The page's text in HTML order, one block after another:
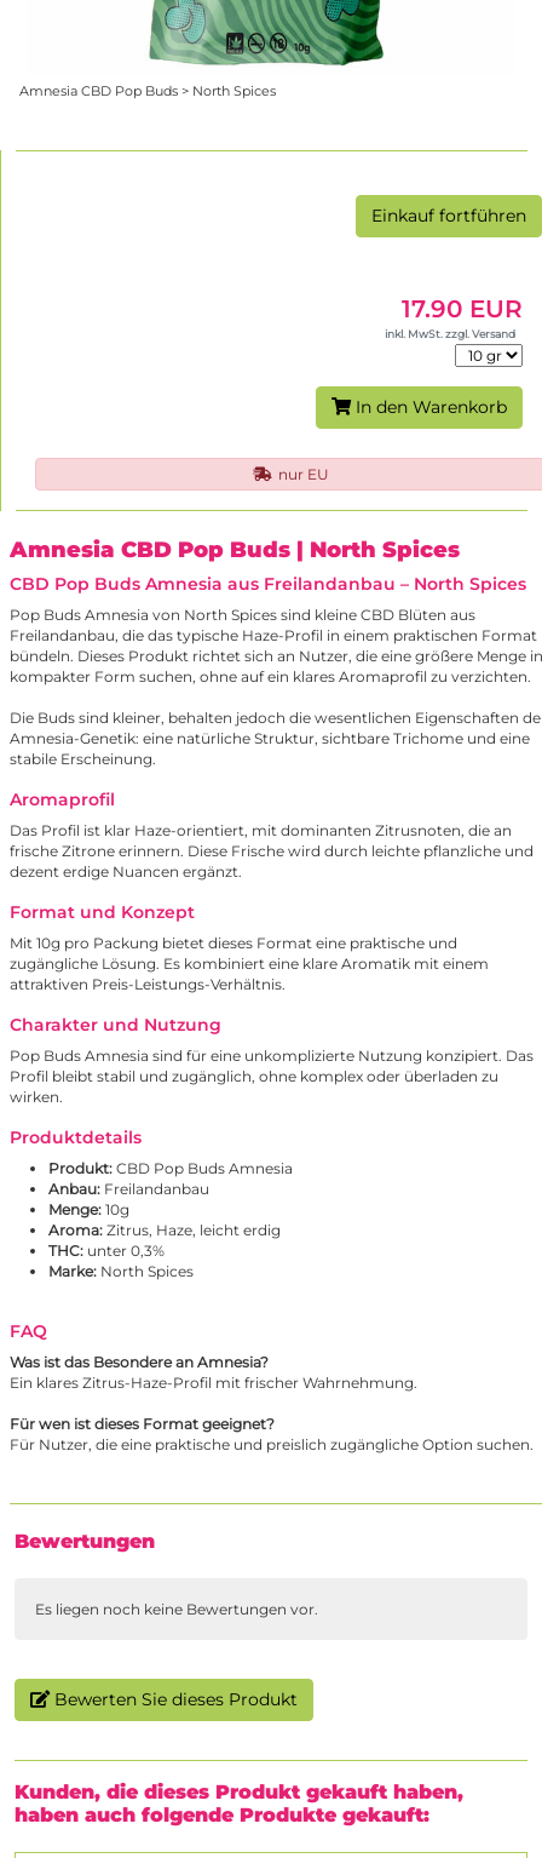
Amnesia CBD Pop Buds > North Spices
Einkauf fortführen
17.90 EUR
inkl. MwSt. zzgl. Versand
In den Warenkorb
nur EU
Amnesia CBD Pop Buds | North Spices
CBD Pop Buds Amnesia aus Freilandanbau – North Spices
Pop Buds Amnesia von North Spices sind kleine CBD Blüten aus
Freilandanbau, die das typische Haze-Profil in einem praktischen Format
bündeln. Dieses Produkt richtet sich an Nutzer, die eine größere Menge in
kompakter Form suchen, ohne auf ein klares Aromaprofil zu verzichten.
Die Buds sind kleiner, behalten jedoch die wesentlichen Eigenschaften
Amnesia-Genetik: eine natürliche Struktur, sichtbare Trichome und eine
stabile Erscheinung.
Aromaprofil
Das Profil ist klar Haze-orientiert, mit dominanten Zitrusnoten, die an
frische Zitrone erinnern. Diese Frische wird durch leichte pflanzliche und
dezent erdige Nuancen ergänzt.
Format und Konzept
Mit 10g pro Packung bietet dieses Format eine praktische und
zugängliche Lösung. Es kombiniert eine klare Aromatik mit einem
attraktiven Preis-Leistungs-Verhältnis.
Charakter und Nutzung
Pop Buds Amnesia sind für eine unkomplizierte Nutzung konzipiert. Das
Profil bleibt stabil und zugänglich, ohne komplex oder überladen zu
wirken.
Produktdetails
Produkt: CBD Pop Buds Amnesia
Anbau: Freilandanbau
Menge: 10g
Aroma: Zitrus, Haze, leicht erdig
THC: unter 0,3%
Marke: North Spices
FAQ
Was ist das Besondere an Amnesia?
Ein klares Zitrus-Haze-Profil mit frischer Wahrnehmung.
Für wen ist dieses Format geeignet?
Für Nutzer, die eine praktische und preislich zugängliche Option suchen.
Bewertungen
Es liegen noch keine Bewertungen vor.
Bewerten Sie dieses Produkt
Kunden, die dieses Produkt gekauft haben,
haben auch folgende Produkte gekauft: